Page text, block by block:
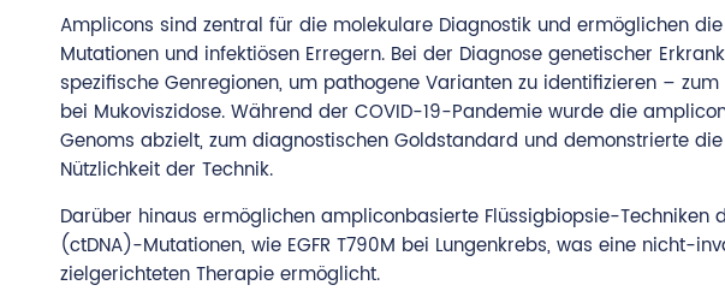
Amplicons sind zentral für die molekulare Diagnostik und ermöglichen
Mutationen und infektiösen Erregern. Bei der Diagnose genetischer
spezifische Genregionen, um pathogene Varianten zu identifizieren –
bei Mukoviszidose. Während der COVID-19-Pandemie wurde die
Genoms abzielt, zum diagnostischen Goldstandard und demonstrierte
Nützlichkeit der Technik.
Darüber hinaus ermöglichen ampliconbasierte Flüssigbiopsie-Techniken
(ctDNA)-Mutationen, wie EGFR T790M bei Lungenkrebs, was eine nicht-
zielgerichteten Therapie ermöglicht.